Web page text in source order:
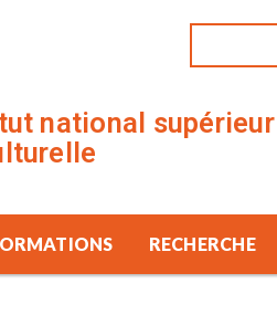
national
RECHERCHE